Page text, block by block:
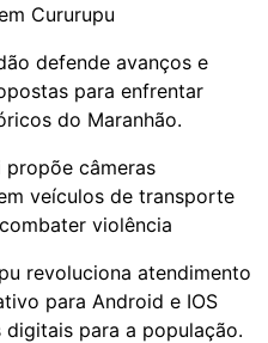
Cururupu
defende avanços e
para enfrentar
do Maranhão.
propõe câmeras
veículos de transporte
violência
revoluciona atendimento
para Android e IOS
para a população.